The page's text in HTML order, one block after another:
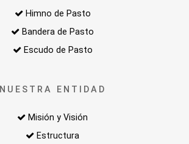
Himno de Pasto
Bandera de Pasto
Escudo de Pasto
NUESTRA ENTIDAD
Misión y Visión
Estructura